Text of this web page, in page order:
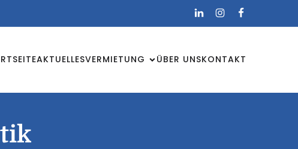
AKTUELLESVERMIETUNG ÜBER UNSKONTAKT